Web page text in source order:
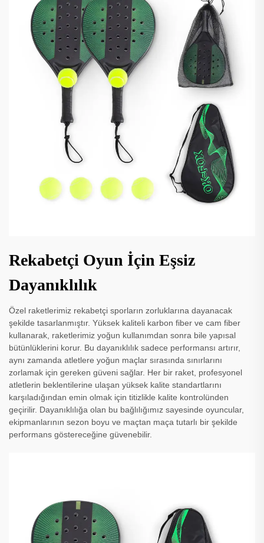
Rekabetçi Oyun İçin Eşsiz
Dayanıklılık
Özel raketlerimiz rekabetçi sporların zorluklarına dayanacak
şekilde tasarlanmıştır. Yüksek kaliteli karbon fiber ve cam fiber
kullanarak, raketlerimiz yoğun kullanımdan sonra bile yapısal
bütünlüklerini korur. Bu dayanıklılık sadece performansı artırır,
aynı zamanda atletlere yoğun maçlar sırasında sınırlarını
zorlamak için gereken güveni sağlar. Her bir raket, profesyonel
atletlerin beklentilerine ulaşan yüksek kalite standartlarını
karşıladığından emin olmak için titizlikle kalite kontrolünden
geçirilir. Dayanıklılığa olan bu bağlılığımız sayesinde oyuncular,
ekipmanlarının sezon boyu ve maçtan maça tutarlı bir şekilde
performans göstereceğine güvenebilir.